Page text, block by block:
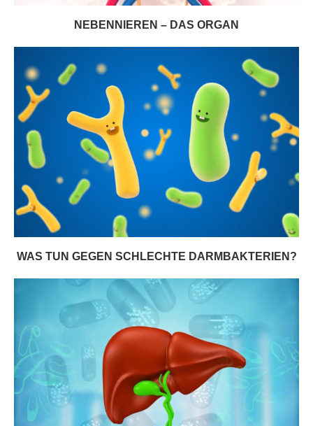
NEBENNIEREN – DAS ORGAN
WAS TUN GEGEN SCHLECHTE DARMBAKTERIEN?